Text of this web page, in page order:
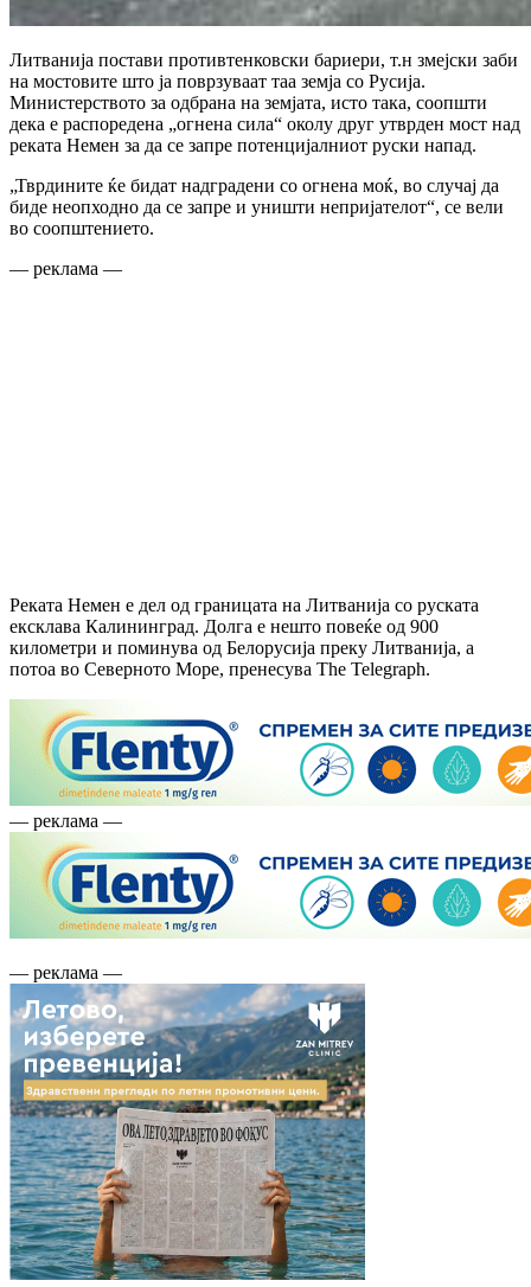
Литванија постави противтенковски бариери, т.н змејски заби
на мостовите што ја поврзуваат таа земја со Русија.
Министерството за одбрана на земјата, исто така, соопшти
дека е распоредена „огнена сила“ околу друг утврден мост над
реката Немен за да се запре потенцијалниот руски напад.
„Тврдините ќе бидат надградени со огнена моќ, во случај да
биде неопходно да се запре и уништи непријателот“, се вели
во соопштението.
— реклама —
Реката Немен е дел од границата на Литванија со руската
ексклава Калининград. Долга е нешто повеќе од 900
километри и поминува од Белорусија преку Литванија, а
потоа во Северното Море, пренесува The Telegraph.
— реклама —
— реклама —